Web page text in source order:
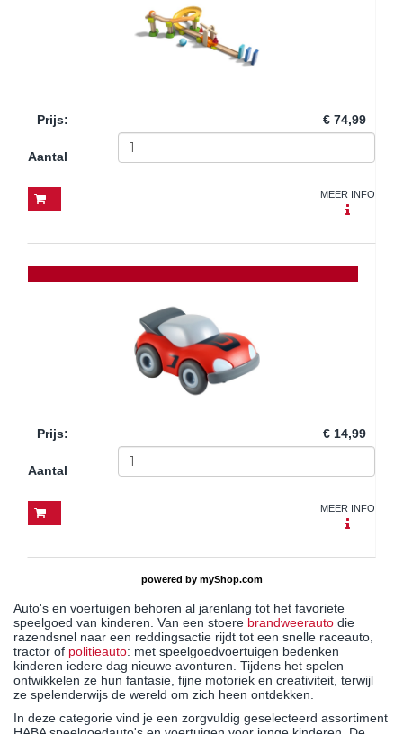
Prijs: € 74,99
Aantal
MEER INFO
Prijs: € 14,99
Aantal
MEER INFO
powered by myShop.com
Auto's en voertuigen behoren al jarenlang tot het favoriete
speelgoed van kinderen. Van een stoere brandweerauto die
razendsnel naar een reddingsactie rijdt tot een snelle raceauto,
tractor of politieauto: met speelgoedvoertuigen bedenken
kinderen iedere dag nieuwe avonturen. Tijdens het spelen
ontwikkelen ze hun fantasie, fijne motoriek en creativiteit, terwijl
ze spelenderwijs de wereld om zich heen ontdekken.
In deze categorie vind je een zorgvuldig geselecteerd assortiment